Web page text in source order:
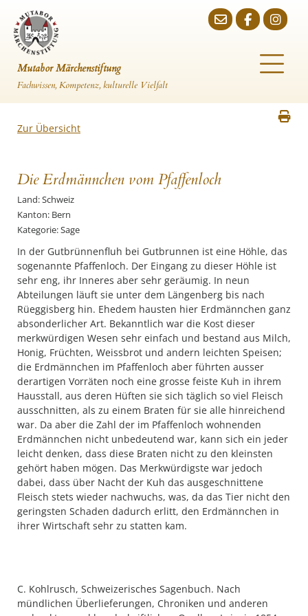
Mutabor Märchenstiftung
Fachwissen, Kompetenz, kulturelle Vielfalt
Zur Übersicht
Die Erdmännchen vom Pfaffenloch
Land: Schweiz
Kanton: Bern
Kategorie: Sage
In der Gutbrünnenfluh bei Gutbrunnen ist eine Höhle, das
sogenannte Pfaffenloch. Der Eingang zu dieser Höhle ist
sehr eng, ihr Inneres aber sehr geräumig. In neun
Abteilungen läuft sie unter dem Längenberg bis nach
Rüeggisberg hin. Ehedem hausten hier Erdmännchen ganz
absonderlicher Art. Bekanntlich war die Kost dieser
merkwürdigen Wesen sehr einfach und bestand aus Milch,
Honig, Früchten, Weissbrot und andern leichten Speisen;
die Erdmännchen im Pfaffenloch aber führten ausser
derartigen Vorräten noch eine grosse feiste Kuh in ihrem
Hausstall, aus deren Hüften sie sich täglich so viel Fleisch
ausschnitten, als zu einem Braten für sie alle hinreichend
war. Da aber die Zahl der im Pfaffenloch wohnenden
Erdmännchen nicht unbedeutend war, kann sich ein jeder
leicht denken, dass diese Braten nicht zu den kleinsten
gehört haben mögen. Das Merkwürdigste war jedoch
dabei, dass über Nacht der Kuh das ausgeschnittene
Fleisch stets wieder nachwuchs, was, da das Tier nicht den
geringsten Schaden dadurch erlitt, den Erdmännchen in
ihrer Wirtschaft sehr zu statten kam.
C. Kohlrusch, Schweizerisches Sagenbuch. Nach
mündlichen Überlieferungen, Chroniken und anderen